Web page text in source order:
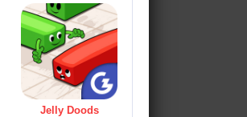
Jelly Doods